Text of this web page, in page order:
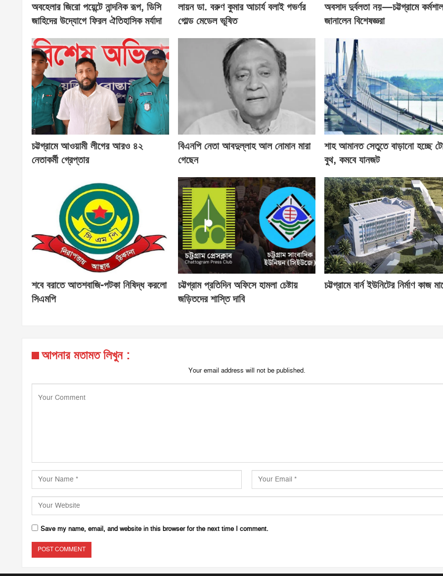
অবহেলার জিরো পয়েন্টে নান্দনিক রূপ, ডিসি
জাহিদের উদ্যোগে ফিরল ঐতিহাসিক মর্যাদা
লায়ন ডা. বরুণ কুমার আচার্য বলাই গভর্ণর
গোল্ড মেডেল ভূষিত
অবসাদ দুর্বলতা নয়—চট্টগ্রামে
জানালেন বিশেষজ্ঞরা
চট্টগ্রামে আওয়ামী লীগের আরও ৪২
নেতাকর্মী গ্রেপ্তার
বিএনপি নেতা আবদুল্লাহ আল নোমান মারা
গেছেন
শাহ আমানত সেতুতে বাড়ানো হচ্ছে
বুথ, কমবে যানজট
শবে বরাতে আতশবাজি-পটকা নিষিদ্ধ করলো
সিএমপি
চট্টগ্রাম প্রতিদিন অফিসে হামলা চেষ্টায়
জড়িতদের শাস্তি দাবি
চট্টগ্রামে বার্ন ইউনিটের নির্মাণ কাজ
আপনার মতামত লিখুন :
Your email address will not be published.
Save my name, email, and website in this browser for the next time I comment.